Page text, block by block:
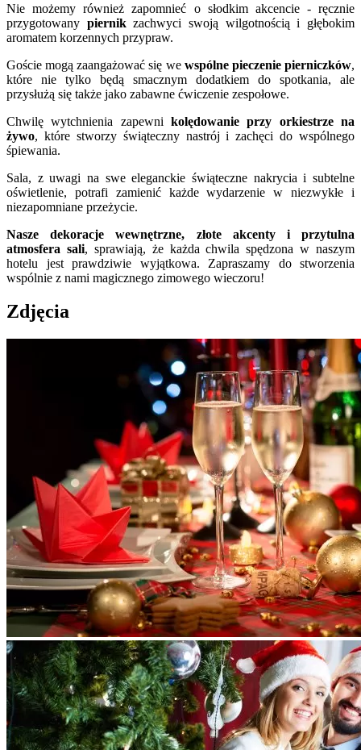
Nie możemy również zapomnieć o słodkim akcencie - ręcznie
przygotowany piernikzachwyci swoją wilgotnością i głębokim
aromatem korzennych przypraw.
Goście mogą zaangażować się we wspólne pieczenie pierniczków,
które nie tylko będą smacznym dodatkiem do spotkania, ale
przysłużą się także jako zabawne ćwiczenie zespołowe.
Chwilę wytchnienia zapewni kolędowanie przy orkiestrze na
żywo, które stworzy świąteczny nastrój i zachęci do wspólnego
śpiewania.
Sala, z uwagi na swe eleganckie świąteczne nakrycia i subtelne
oświetlenie, potrafi zamienić każde wydarzenie w niezwykłe i
niezapomniane przeżycie.
Nasze dekoracje wewnętrzne, złote akcenty i przytulna
atmosfera sali, sprawiają, że każda chwila spędzona w naszym
hotelu jest prawdziwie wyjątkowa. Zapraszamy do stworzenia
wspólnie z nami magicznego zimowego wieczoru!
Zdjęcia